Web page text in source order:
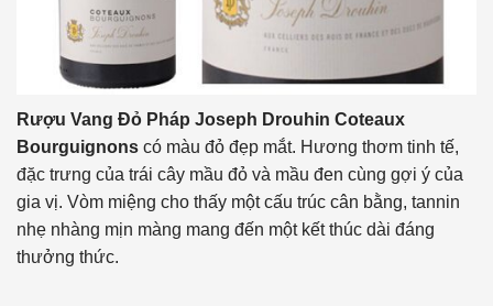
Rượu Vang Đỏ Pháp Joseph Drouhin Coteaux
Bourguignons có màu đỏ đẹp mắt. Hương thơm tinh tế,
đặc trưng của trái cây mầu đỏ và mầu đen cùng gợi ý của
gia vị. Vòm miệng cho thấy một cấu trúc cân bằng, tannin
nhẹ nhàng mịn màng mang đến một kết thúc dài đáng
thưởng thức.